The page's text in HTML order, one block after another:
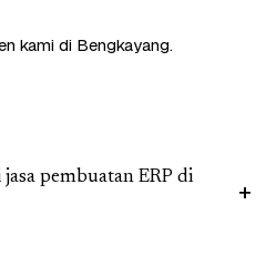
kami di Bengkayang.
pembuatan ERP di